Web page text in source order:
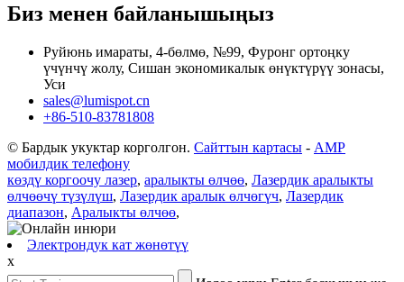
Биз менен байланышыңыз
Руйюнь имараты, 4-бөлмө, №99, Фуронг ортоңку
үчүнчү жолу, Сишан экономикалык өнүктүрүү зонасы,
Уси
sales@lumispot.cn
+86-510-83781808
© Бардык укуктар корголгон. Сайттын картасы - AMP
мобилдик телефону
көздү коргоочу лазер, аралыкты өлчөө, Лазердик аралыкты
өлчөөчү түзүлүш, Лазердик аралык өлчөгүч, Лазердик
диапазон, Аралыкты өлчөө,
Электрондук кат жөнөтүү
x